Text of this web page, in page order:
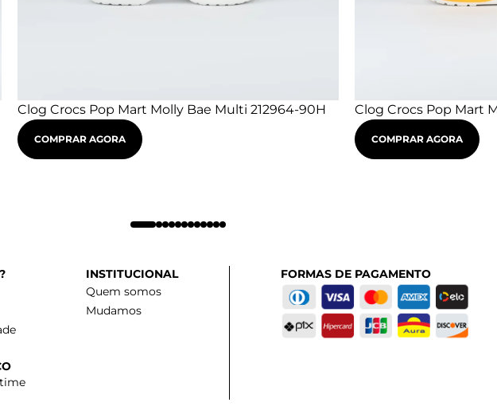
Clog Crocs Pop Mart Molly Bae Multi 212964-90H
COMPRAR AGORA
Clog Crocs Pop Mart
COMPRAR AGORA
INSTITUCIONAL
Quem somos
Mudamos
FORMAS DE PAGAMENTO